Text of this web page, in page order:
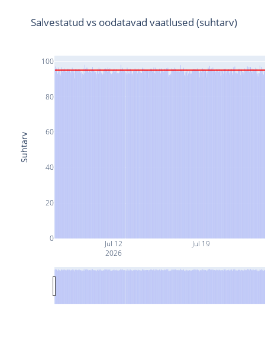
Jul 12
2026
Jul 19
0
20
40
60
80
100
Salvestatud vs oodatavad vaatlused (suhtarv)
Suhtarv